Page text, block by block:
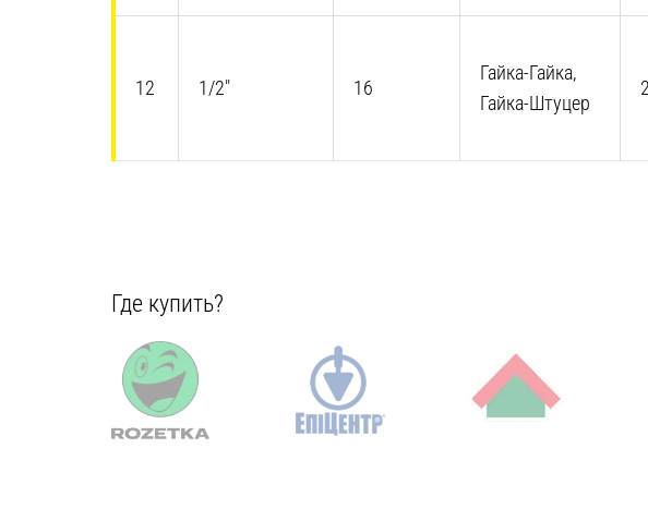
12 1/2″ 16
Гайка-Гайка,
Гайка-Штуцер
Где купить?